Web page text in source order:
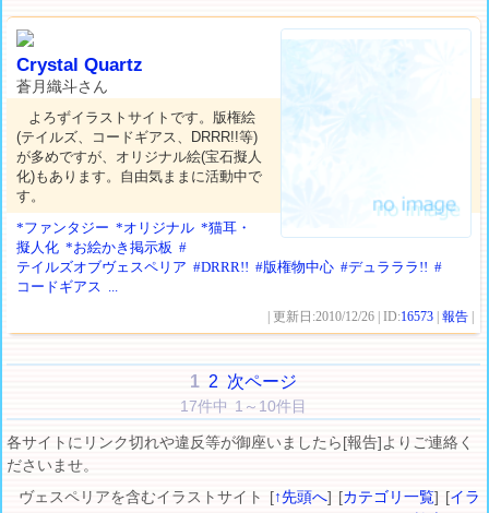
Crystal Quartz
蒼月織斗さん
よろずイラストサイトです。版権絵
(テイルズ、コードギアス、DRRR!!等)
が多めですが、オリジナル絵(宝石擬人
化)もあります。自由気ままに活動中で
す。
*ファンタジー *オリジナル *猫耳・
擬人化 *お絵かき掲示板 #
テイルズオブヴェスペリア #DRRR!! #版権物中心 #デュラララ!! #
コードギアス ...
| 更新日:2010/12/26 | ID:16573 |報告
1 2 次ページ
17件中 1～10件目
各サイトにリンク切れや違反等が御座いましたら[報告]よりご連絡く
ださいませ。
ヴェスペリアを含むイラストサイト [↑先頭へ] [カテゴリ一覧] [イラ